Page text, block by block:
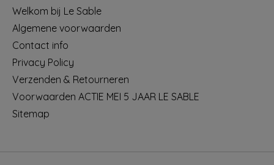
Welkom bij Le Sable
Algemene voorwaarden
Contact info
Privacy Policy
Verzenden & Retourneren
Voorwaarden ACTIE MEI 5 JAAR LE SABLE
Sitemap